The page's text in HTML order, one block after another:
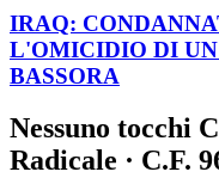
IRAQ:
L'OMICIDIO DI
BASSORA
Nessuno tocchi
Radicale · C.F.